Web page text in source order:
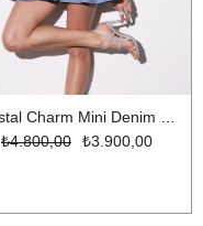
₺3.900,00
₺4.800,00